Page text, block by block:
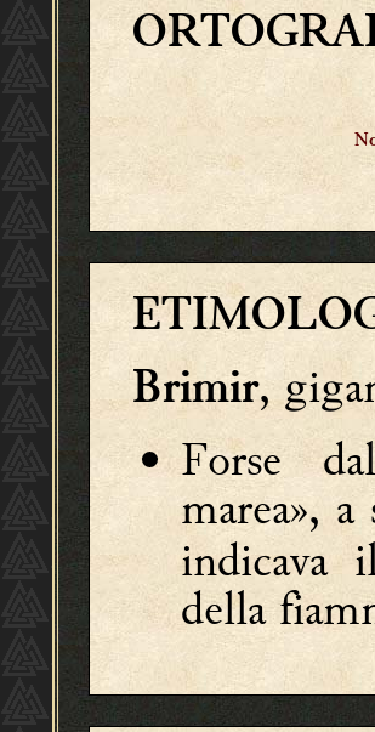
Brimir,
Forse
marea»,
indicava
della